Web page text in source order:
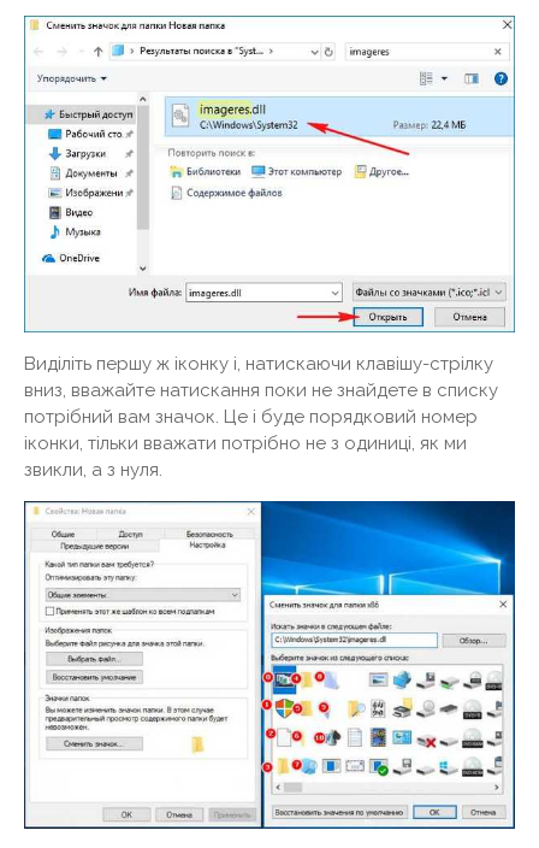
Виділіть першу ж іконку і, натискаючи клавішу-стрілку
вниз, вважайте натискання поки не знайдете в списку
потрібний вам значок. Це і буде порядковий номер
іконки, тільки вважати потрібно не з одиниці, як ми
звикли, а з нуля.